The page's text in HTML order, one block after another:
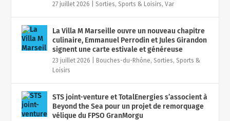
27 juillet 2026 |Sorties, Sports & Loisirs,Var
La Villa M Marseille ouvre un nouveau chapitre
culinaire, Emmanuel Perrodin et Jules Girandon
signent une carte estivale et généreuse
23 juillet 2026 Bouches-du-Rhône,Sorties, Sports &
Loisirs
STS joint-venture et TotalEnergies s’associent à
Beyond the Sea pour un projet de remorquage
vélique du FPSO GranMorgu